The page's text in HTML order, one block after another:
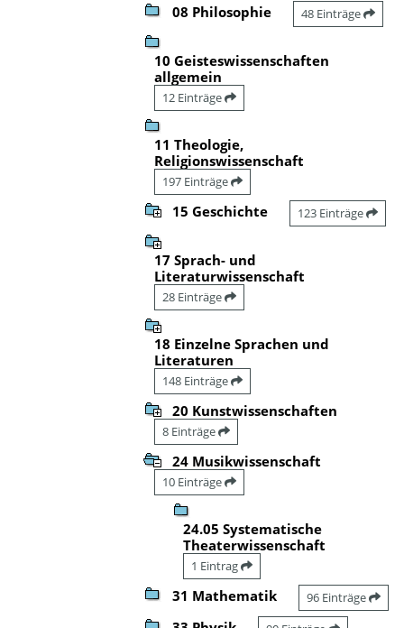
08 Philosophie 48 Einträge
10 Geisteswissenschaften
allgemein
12 Einträge
11 Theologie,
Religionswissenschaft
197 Einträge
15 Geschichte 123 Einträge
17 Sprach- und
Literaturwissenschaft
28 Einträge
18 Einzelne Sprachen und
Literaturen
148 Einträge
20 Kunstwissenschaften
8 Einträge
24 Musikwissenschaft
10 Einträge
24.05 Systematische
Theaterwissenschaft
1 Eintrag
31 Mathematik 96 Einträge